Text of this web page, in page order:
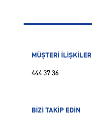
MÜŞTERİ İLİŞKİLERİ
444 37 36
BİZİ TAKİP EDİN